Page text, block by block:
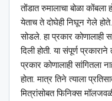
तोंडात रुमालाचा बोळा कोंबला
येताच ते दोघेही निघून गेले
सोडले. हा प्रकार कोणालाही
दिली होती. या संपूर्ण
प्रकार कोणालाही सांगितला
होता. मात्र तिने त्याला
मित्रांसोबत फिनिक्स